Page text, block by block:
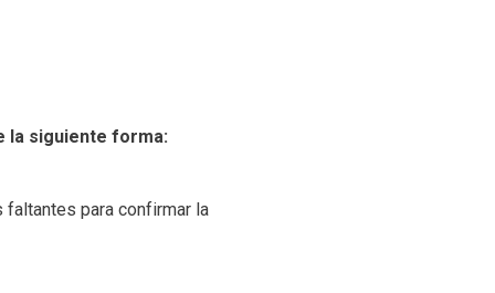
la siguiente forma:
para confirmar la